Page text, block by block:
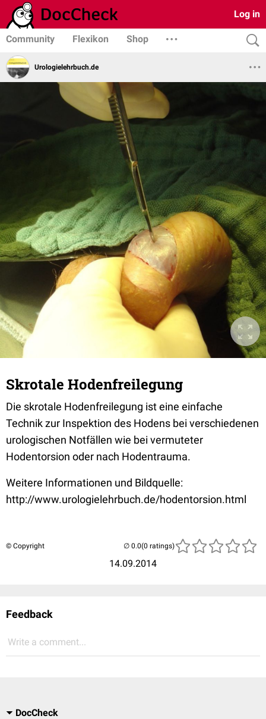
Log in
Community Flexikon Shop
Urologielehrbuch.de
Skrotale Hodenfreilegung
Die skrotale Hodenfreilegung ist eine einfache
Technik zur Inspektion des Hodens bei verschiedenen
urologischen Notfällen wie bei vermuteter
Hodentorsion oder nach Hodentrauma.
Weitere Informationen und Bildquelle:
http://www.urologielehrbuch.de/hodentorsion.html
© Copyright
14.09.2014
(0 ratings)
Feedback
Write a comment...
DocCheck